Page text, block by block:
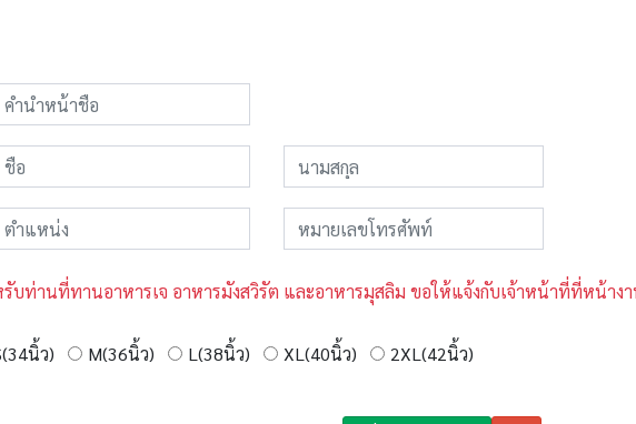
บท่านที่ทานอาหารเจ อาหารมังสวิรัต และอาหารมุสลิม ขอให้แจ้งกับเจ้าหน้าที่ที่หน้าง
นิ้ว) M(36นิ้ว) L(38นิ้ว) XL(40นิ้ว) 2XL(42นิ้ว)